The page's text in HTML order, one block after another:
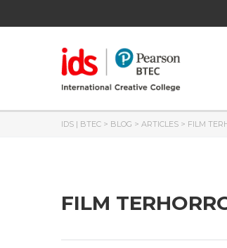
IDS | BTEC > BLOG > ARTICLES > FILM
FILM